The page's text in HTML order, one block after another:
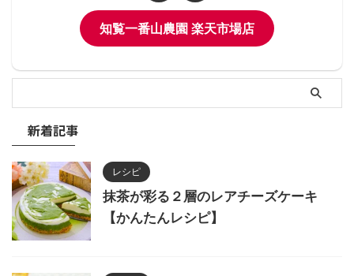
知覧一番山農園 楽天市場店
新着記事
レシピ
抹茶が彩る２層のレアチーズケーキ
【かんたんレシピ】